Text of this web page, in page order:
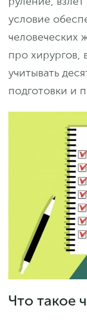
условие
человеческих
про хирургов,
учитывать
подготовки и
Что такое